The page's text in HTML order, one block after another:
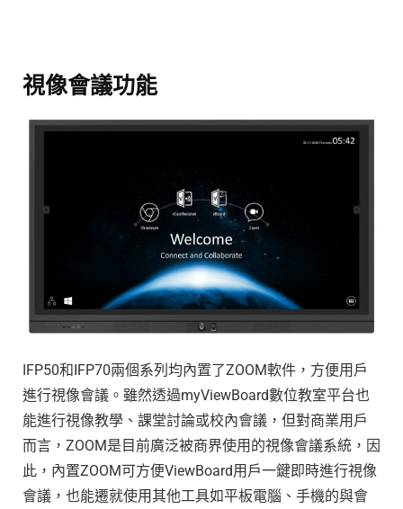
視像會議功能
IFP50和IFP70兩個系列均內置了ZOOM軟件，方便用戶
進行視像會議。雖然透過myViewBoard數位教室平台也
能進行視像教學、課堂討論或校內會議，但對商業用戶
而言，ZOOM是目前廣泛被商界使用的視像會議系統，因
此，內置ZOOM可方便ViewBoard用戶一鍵即時進行視像
會議，也能遷就使用其他工具如平板電腦、手機的與會